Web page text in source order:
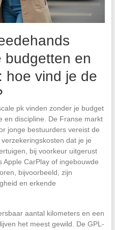
budgetten en
hoe vind je de
pk vinden zonder je budget
en discipline. De Franse markt
jonge bestuurders vereist de
dat je je
bij voorkeur uitgerust
CarPlay of ingebouwde
bijvoorbeeld, zijn
en erkende
aantal kilometers en een
het meest gewild. De GPL-